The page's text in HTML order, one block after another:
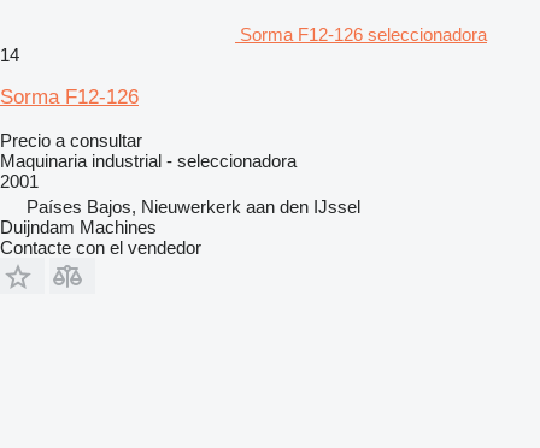
Sorma F12-126 seleccionadora
14
Sorma F12-126
Precio a consultar
Maquinaria industrial - seleccionadora
2001
Países Bajos, Nieuwerkerk aan den IJssel
Duijndam Machines
Contacte con el vendedor